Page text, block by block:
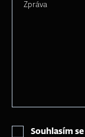
Zpráva
Souhlasím se